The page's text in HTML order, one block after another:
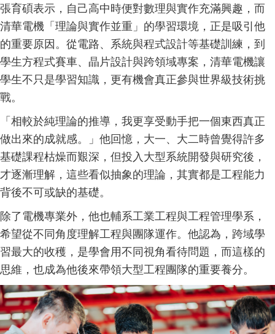
張育碩表示，自己高中時便對數理與實作充滿興趣，而
清華電機「理論與實作並重」的學習環境，正是吸引他
的重要原因。從電路、系統與程式設計等基礎訓練，到
學生方程式賽車、晶片設計與跨領域專案，清華電機讓
學生不只是學習知識，更有機會真正參與世界級技術挑
戰。
「相較於純理論的推導，我更享受動手把一個東西真正
做出來的成就感。」他回憶，大一、大二時曾覺得許多
基礎課程枯燥而艱深，但投入大型系統開發與研究後，
才逐漸理解，這些看似抽象的理論，其實都是工程能力
背後不可或缺的基礎。
除了電機專業外，他也輔系工業工程與工程管理學系，
希望從不同角度理解工程與團隊運作。他認為，跨域學
習最大的收穫，是學會用不同視角看待問題，而這樣的
思維，也成為他後來帶領大型工程團隊的重要養分。